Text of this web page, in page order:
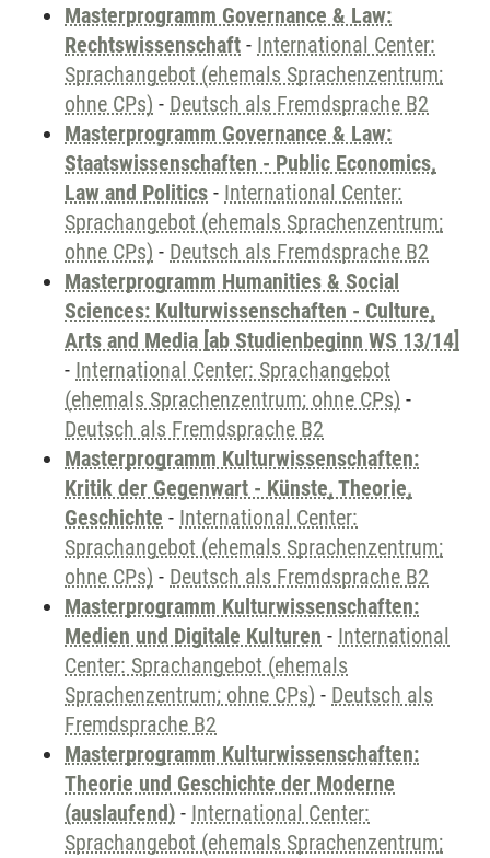
Masterprogramm Governance & Law:
Rechtswissenschaft - International Center:
Sprachangebot (ehemals Sprachenzentrum;
ohne CPs) - Deutsch als Fremdsprache B2
Masterprogramm Governance & Law:
Staatswissenschaften - Public Economics,
Law and Politics - International Center:
Sprachangebot (ehemals Sprachenzentrum;
ohne CPs) - Deutsch als Fremdsprache B2
Masterprogramm Humanities & Social
Sciences: Kulturwissenschaften - Culture,
Arts and Media [ab Studienbeginn WS 13/14]
- International Center: Sprachangebot
(ehemals Sprachenzentrum; ohne CPs) -
Deutsch als Fremdsprache B2
Masterprogramm Kulturwissenschaften:
Kritik der Gegenwart - Künste, Theorie,
Geschichte - International Center:
Sprachangebot (ehemals Sprachenzentrum;
ohne CPs) - Deutsch als Fremdsprache B2
Masterprogramm Kulturwissenschaften:
Medien und Digitale Kulturen - International
Center: Sprachangebot (ehemals
Sprachenzentrum; ohne CPs) - Deutsch als
Fremdsprache B2
Masterprogramm Kulturwissenschaften:
Theorie und Geschichte der Moderne
(auslaufend) - International Center:
Sprachangebot (ehemals Sprachenzentrum;